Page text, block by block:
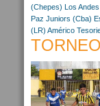
(Chepes) Los
Paz Juniors (Cba)
(LR) Américo